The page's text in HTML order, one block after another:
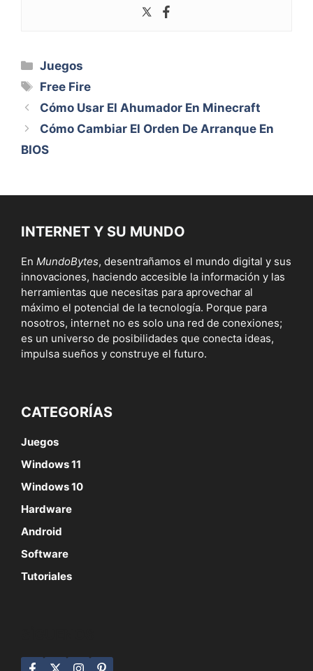
Categorías
Juegos
Etiquetas
Free Fire
Cómo Usar El Ahumador En Minecraft
Cómo Cambiar El Orden De Arranque En
BIOS
INTERNET Y SU MUNDO
En MundoBytes, desentrañamos el mundo digital y sus
innovaciones, haciendo accesible la información y las
herramientas que necesitas para aprovechar al
máximo el potencial de la tecnología. Porque para
nosotros, internet no es solo una red de conexiones;
es un universo de posibilidades que conecta ideas,
impulsa sueños y construye el futuro.
CATEGORÍAS
Juegos
Windows 11
Windows 10
Hardware
Android
Software
Tutoriales